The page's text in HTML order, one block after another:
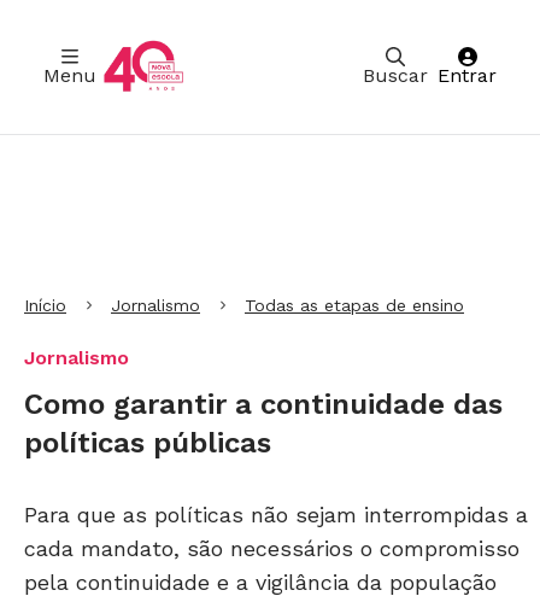
Buscar
Menu Entrar
Início Jornalismo Todas as etapas de ensino
Jornalismo
Como garantir a continuidade das
políticas públicas
Para que as políticas não sejam interrompidas a
cada mandato, são necessários o compromisso
pela continuidade e a vigilância da população